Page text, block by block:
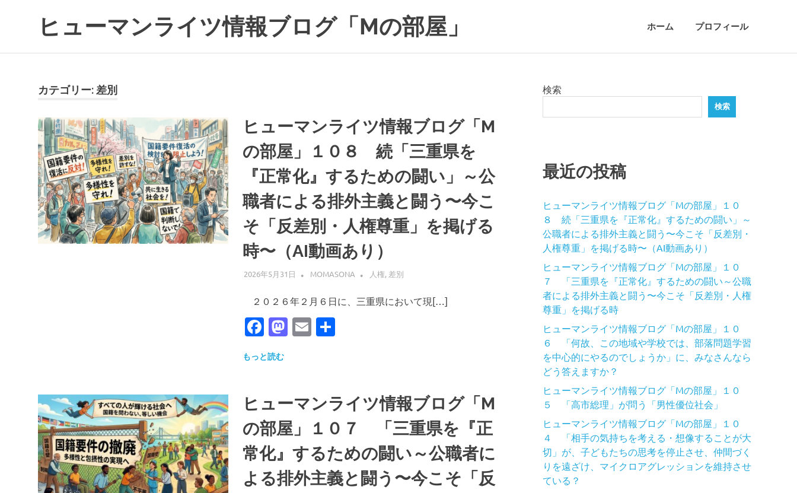
ヒューマンライツ情報ブログ「Mの部屋」
の
人
「わ
た
し」
が
尊
重
さ
れ
る
世
ホーム プロフィール
カテゴリー: 差別
ヒューマンライツ情報ブログ「M
の部屋」１０８ 続「三重県を
『正常化』するための闘い」～公
職者による排外主義と闘う〜今こ
そ「反差別・人権尊重」を掲げる
時〜（AI動画あり）
2026年5月31日 MOMASONA 人権, 差別
２０２６年２月６日に、三重県において現[…]
Facebook
Mastodon
Email
共
もっと読む
ヒューマンライツ情報ブログ「M
の部屋」１０７ 「三重県を『正
常化』するための闘い～公職者に
よる排外主義と闘う〜今こそ「反
検索
検索
最近の投稿
ヒューマンライツ情報ブログ「Mの部屋」１０
８ 続「三重県を『正常化』するための闘い」～
公職者による排外主義と闘う〜今こそ「反差別・
人権尊重」を掲げる時〜（AI動画あり）
ヒューマンライツ情報ブログ「Mの部屋」１０
７ 「三重県を『正常化』するための闘い～公職
者による排外主義と闘う〜今こそ「反差別・人権
尊重」を掲げる時
ヒューマンライツ情報ブログ「Mの部屋」１０
６ 「何故、この地域や学校では、部落問題学習
を中心的にやるのでしょうか」に、みなさんなら
どう答えますか？
ヒューマンライツ情報ブログ「Mの部屋」１０
５ 「高市総理」が問う「男性優位社会」
ヒューマンライツ情報ブログ「Mの部屋」１０
４ 「相手の気持ちを考える・想像することが大
切」が、子どもたちの思考を停止させ、仲間づく
りを遠ざけ、マイクロアグレッションを維持させ
ている？